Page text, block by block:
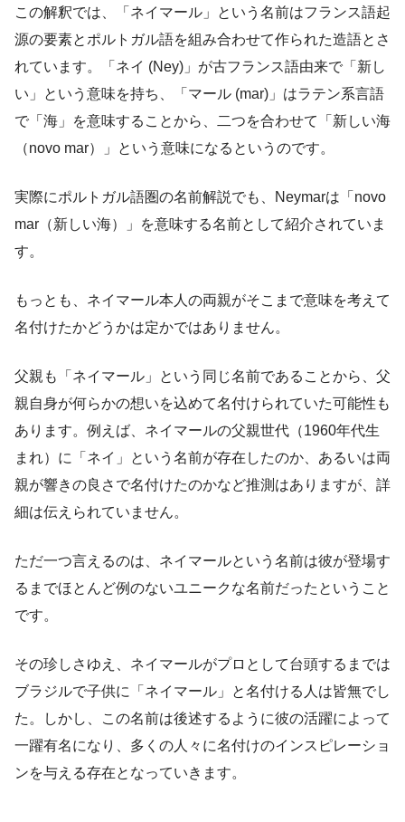
この解釈では、「ネイマール」という名前はフランス語起
源の要素とポルトガル語を組み合わせて作られた造語とさ
れています。「ネイ (Ney)」が古フランス語由来で「新し
い」という意味を持ち、「マール (mar)」はラテン系言語
で「海」を意味することから、二つを合わせて「新しい海
（novo mar）」という意味になるというのです​。
実際にポルトガル語圏の名前解説でも、Neymarは「novo
mar（新しい海）」を意味する名前として紹介されていま
す​。
もっとも、ネイマール本人の両親がそこまで意味を考えて
名付けたかどうかは定かではありません。
父親も「ネイマール」という同じ名前であることから、父
親自身が何らかの想いを込めて名付けられていた可能性も
あります。例えば、ネイマールの父親世代（1960年代生
まれ）に「ネイ」という名前が存在したのか、あるいは両
親が響きの良さで名付けたのかなど推測はありますが、詳
細は伝えられていません。
ただ一つ言えるのは、ネイマールという名前は彼が登場す
るまでほとんど例のないユニークな名前だったということ
です​。
その珍しさゆえ、ネイマールがプロとして台頭するまでは
ブラジルで子供に「ネイマール」と名付ける人は皆無でし
た。しかし、この名前は後述するように彼の活躍によって
一躍有名になり、多くの人々に名付けのインスピレーショ
ンを与える存在となっていきます。